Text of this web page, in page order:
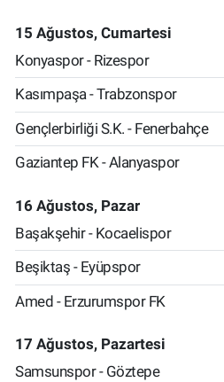
15 Ağustos, Cumartesi
Konyaspor - Rizespor
Kasımpaşa - Trabzonspor
Gençlerbirliği S.K. - Fenerbahçe
Gaziantep FK - Alanyaspor
16 Ağustos, Pazar
Başakşehir - Kocaelispor
Beşiktaş - Eyüpspor
Amed - Erzurumspor FK
17 Ağustos, Pazartesi
Samsunspor - Göztepe